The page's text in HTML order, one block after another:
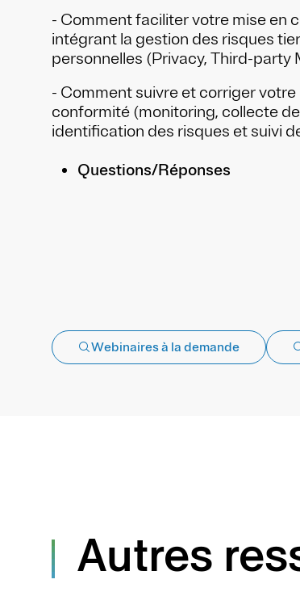
- Comment faciliter votre mise en
intégrant la gestion des risques
personnelles (Privacy, Third-party
- Comment suivre et corriger
conformité (monitoring, collecte
identification des risques et suivi
Questions/Réponses
Webinaires à la demande
Autres